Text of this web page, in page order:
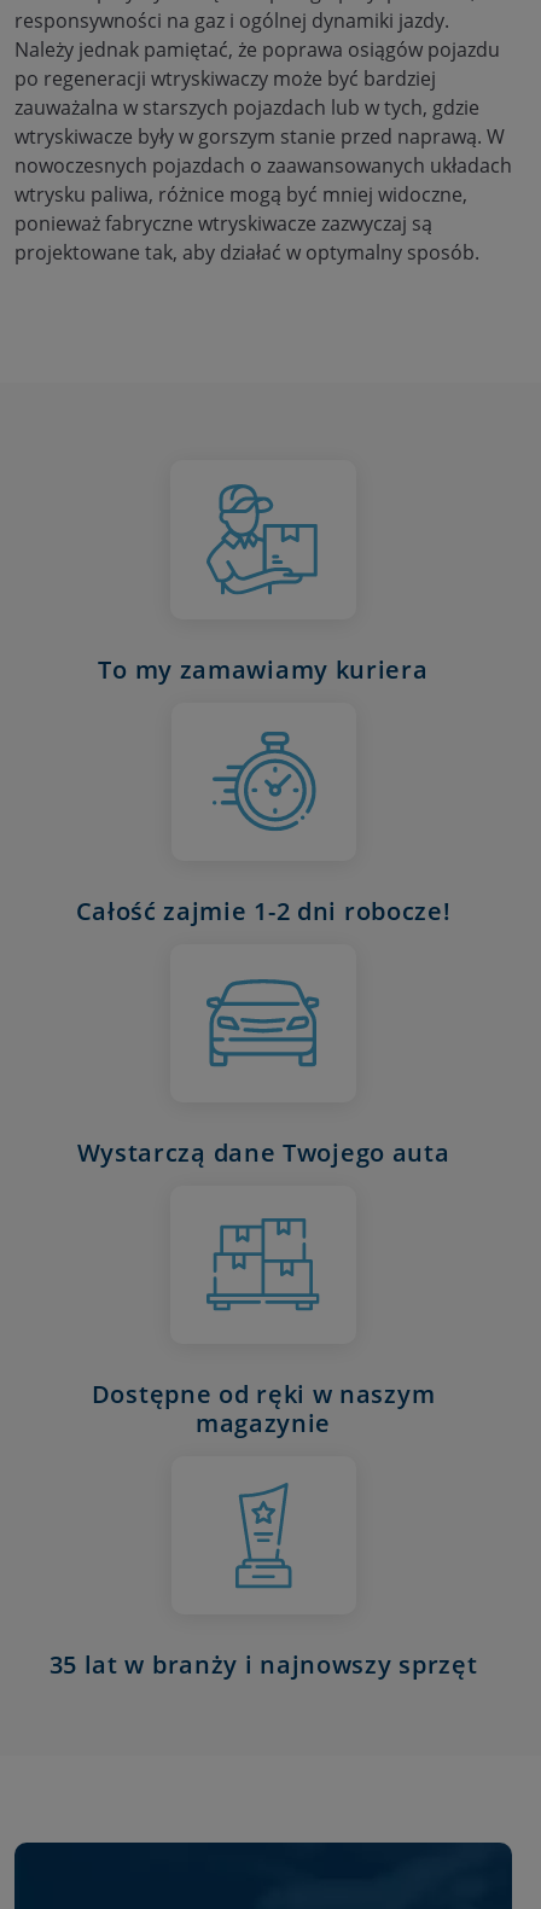
responsywności na gaz i ogólnej dynamiki jazdy.
Należy jednak pamiętać, że poprawa osiągów pojazdu
po regeneracji wtryskiwaczy może być bardziej
zauważalna w starszych pojazdach lub w tych, gdzie
wtryskiwacze były w gorszym stanie przed naprawą. W
nowoczesnych pojazdach o zaawansowanych układach
wtrysku paliwa, różnice mogą być mniej widoczne,
ponieważ fabryczne wtryskiwacze zazwyczaj są
projektowane tak, aby działać w optymalny sposób.
To my zamawiamy kuriera
Całość zajmie 1-2 dni robocze!
Wystarczą dane Twojego auta
Dostępne od ręki w naszym
magazynie
35 lat w branży i najnowszy sprzęt